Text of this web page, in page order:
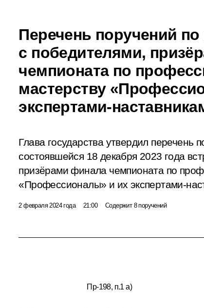
Перечень поручений по
с победителями,
чемпионата по
мастерству
экспертами-
Глава государства утвердил перечень
состоявшейся 18 декабря 2023 года
призёрами финала чемпионата по
«Профессионалы» и их экспертами-
2 февраля 2024 года 21:00 Содержит 8 поручений
Пр-198, п.1 а)